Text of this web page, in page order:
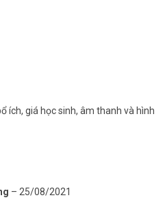
ích, giá học sinh, âm thanh và hình
– 25/08/2021